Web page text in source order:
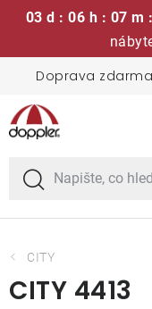
03 d : 06 h : 07 m
obsah
Doprava
Sedací soupravy
Slunečníky
Křesla a židle
Stoly
CITY
CITY 4413